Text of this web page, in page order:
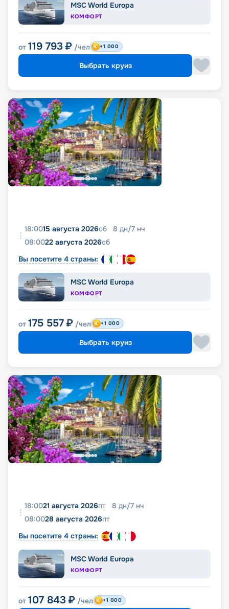
MSC World Europa
КОМФОРТ
от 119 793 ₽ /чел +1 000
Выбрать круиз
18:0015 августа 2026сб 8 дн/7 нч
08:0022 августа 2026сб
Вы посетите 4 страны:
MSC World Europa
КОМФОРТ
от 175 557 ₽ /чел +1 000
Выбрать круиз
18:0021 августа 2026пт 8 дн/7 нч
08:0028 августа 2026пт
Вы посетите 4 страны:
MSC World Europa
КОМФОРТ
от 107 843 ₽ /чел +1 000